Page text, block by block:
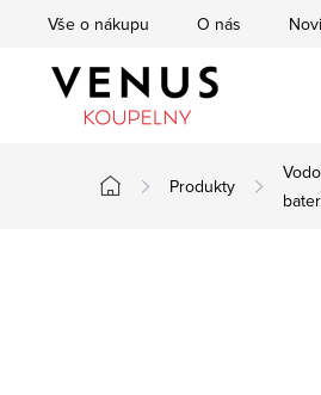
Vše o nákupu O nás
Domů
Produkty